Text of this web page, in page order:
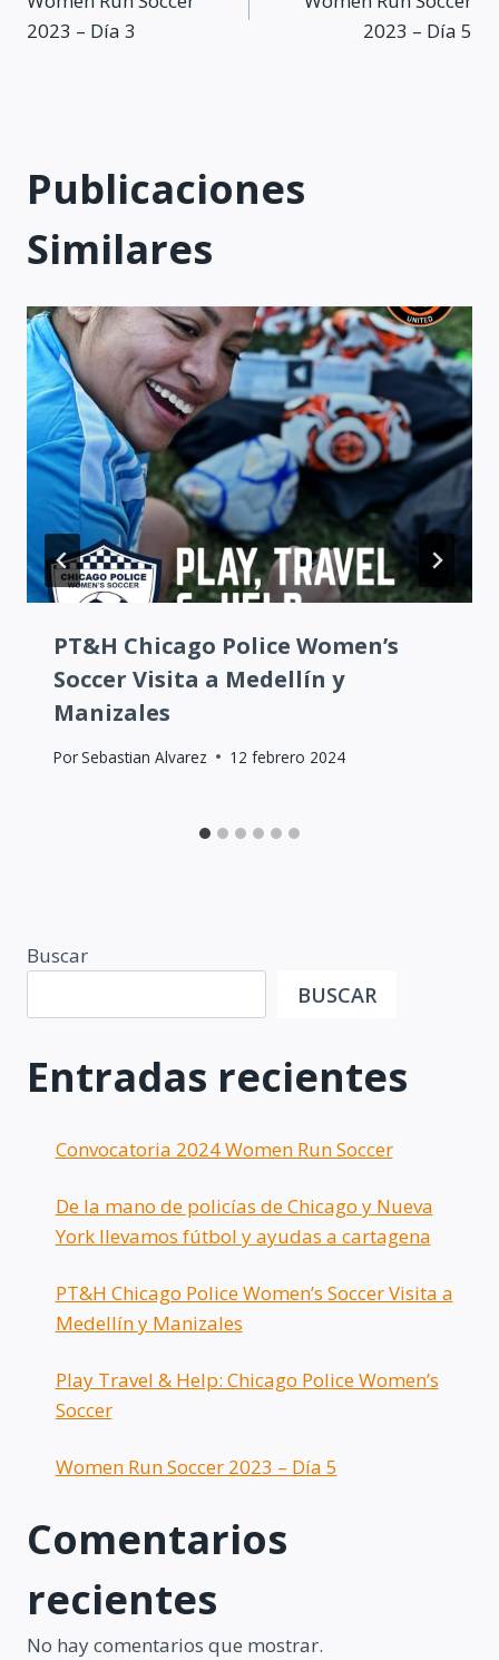
de
2023 – Día 3
2023 – Día 5
Publicaciones
Similares
PT&H Chicago Police Women’s
Soccer Visita a Medellín y
Manizales
PorSebastian Alvarez 12 febrero 2024
Buscar
BUSCAR
Entradas recientes
Convocatoria 2024 Women Run Soccer
De la mano de policías de Chicago y Nueva
York llevamos fútbol y ayudas a cartagena
PT&H Chicago Police Women’s Soccer Visita a
Medellín y Manizales
Play Travel & Help: Chicago Police Women’s
Soccer
Women Run Soccer 2023 – Día 5
Comentarios
recientes
No hay comentarios que mostrar.